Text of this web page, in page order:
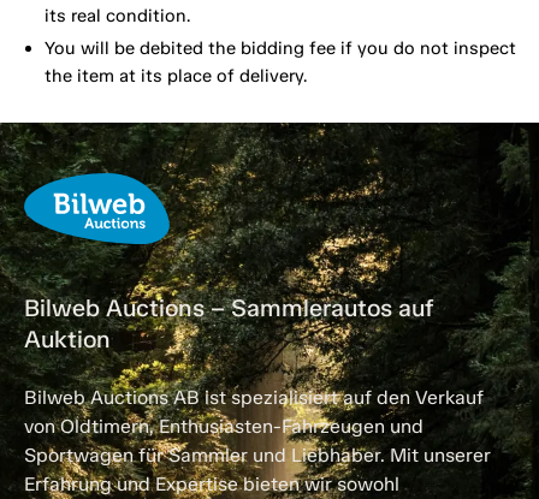
its real condition.
You will be debited the bidding fee if you do not inspect
the item at its place of delivery.
Bilweb Auctions – Sammlerautos auf
Auktion
Bilweb Auctions AB ist spezialisiert auf den Verkauf
von Oldtimern, Enthusiasten-Fahrzeugen und
Sportwagen für Sammler und Liebhaber. Mit unserer
Erfahrung und Expertise bieten wir sowohl